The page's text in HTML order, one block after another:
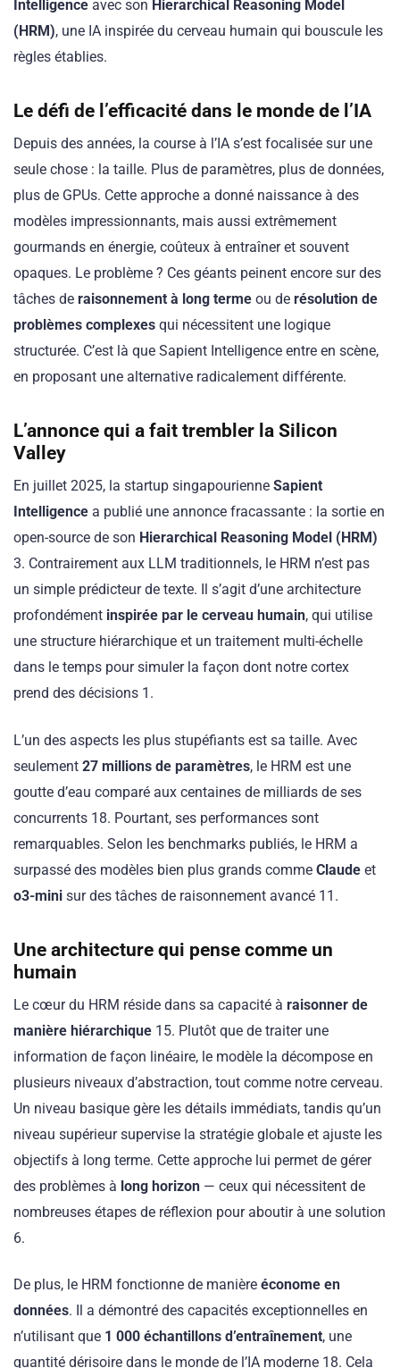
Intelligence avec son Hierarchical Reasoning Model
(HRM), une IA inspirée du cerveau humain qui bouscule les
règles établies.
Le défi de l’efficacité dans le monde de l’IA
Depuis des années, la course à l’IA s’est focalisée sur une
seule chose : la taille. Plus de paramètres, plus de données,
plus de GPUs. Cette approche a donné naissance à des
modèles impressionnants, mais aussi extrêmement
gourmands en énergie, coûteux à entraîner et souvent
opaques. Le problème ? Ces géants peinent encore sur des
tâches de raisonnement à long terme ou de résolution de
problèmes complexes qui nécessitent une logique
structurée. C’est là que Sapient Intelligence entre en scène,
en proposant une alternative radicalement différente.
L’annonce qui a fait trembler la Silicon
Valley
En juillet 2025, la startup singapourienne Sapient
Intelligence a publié une annonce fracassante : la sortie en
open-source de son Hierarchical Reasoning Model (HRM)
3. Contrairement aux LLM traditionnels, le HRM n’est pas
un simple prédicteur de texte. Il s’agit d’une architecture
profondément inspirée par le cerveau humain, qui utilise
une structure hiérarchique et un traitement multi-échelle
dans le temps pour simuler la façon dont notre cortex
prend des décisions 1.
L’un des aspects les plus stupéfiants est sa taille. Avec
seulement 27 millions de paramètres, le HRM est une
goutte d’eau comparé aux centaines de milliards de ses
concurrents 18. Pourtant, ses performances sont
remarquables. Selon les benchmarks publiés, le HRM a
surpassé des modèles bien plus grands comme Claude et
o3-mini sur des tâches de raisonnement avancé 11.
Une architecture qui pense comme un
humain
Le cœur du HRM réside dans sa capacité à raisonner de
manière hiérarchique 15. Plutôt que de traiter une
information de façon linéaire, le modèle la décompose en
plusieurs niveaux d’abstraction, tout comme notre cerveau.
Un niveau basique gère les détails immédiats, tandis qu’un
niveau supérieur supervise la stratégie globale et ajuste les
objectifs à long terme. Cette approche lui permet de gérer
des problèmes à long horizon — ceux qui nécessitent de
nombreuses étapes de réflexion pour aboutir à une solution
6.
De plus, le HRM fonctionne de manière économe en
données. Il a démontré des capacités exceptionnelles en
n’utilisant que 1 000 échantillons d’entraînement, une
quantité dérisoire dans le monde de l’IA moderne 18. Cela